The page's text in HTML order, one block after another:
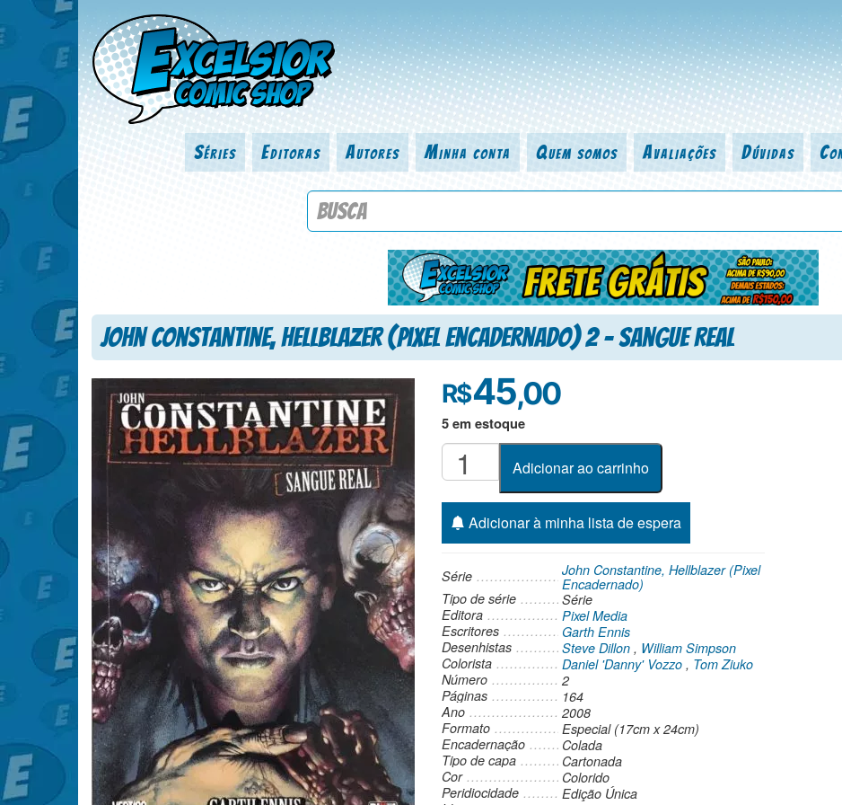
Séries Editoras Autores Minha conta Quem somos Avaliações Dúvidas
Procure por título da revista, personagem, série, escritor, desenhista, arte-finalista,
John Constantine, Hellblazer (Pixel Encadernado) 2 – Sangue Real
R$45,00
5 em estoque
John
Constantine,
Hellblazer
(Pixel
Encadernado)
-
Sangue
Real
quantidade
Adicionar ao carrinho
Adicionar à minha lista de espera
Série
John Constantine, Hellblazer (Pixel
Encadernado)
Tipo de série
Série
Editora
Pixel Media
Escritores
Garth Ennis
Desenhistas
Steve Dillon , William Simpson
Colorista
Daniel 'Danny' Vozzo , Tom Ziuko
Número
2
Páginas
164
Ano
2008
Formato
Especial (17cm x 24cm)
Encadernação
Colada
Tipo de capa
Cartonada
Cor
Colorido
Peridiocidade
Edição Única